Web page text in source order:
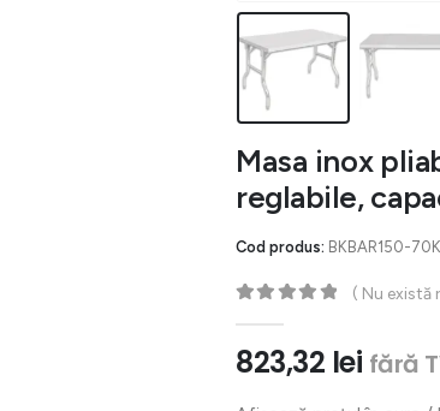
Masa inox
reglabile,
Cod produs: BKBAR150-70K
( Nu există
823,32 lei fără